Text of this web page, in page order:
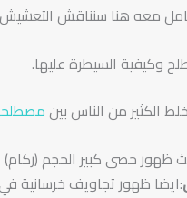
معه هنا سنناقش
وكيفية السيطرة عليها.
الكثير من الناس بين
ظهور حصى كبير الحجم
:ايضا ظهور تجاويف خرسانية